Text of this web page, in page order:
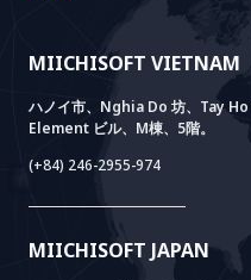
MIICHISOFT VIETNAM
ハノイ市、Nghia Do 坊、Tay
Element ビル、M棟、5階。
(+84) 246-2955-974
MIICHISOFT JAPAN
価値観
ニュース
FAQ
AI PoC開発
Core Lab
System Lab
Power Lab
Cloud Lab
AI+ SOLUTIONS
AI+ Products
Meet AI+
AI+ Package
RAG Package
VIETNAM BRIDGE
BOTモデル
法人設立支援
実績
お客様の声